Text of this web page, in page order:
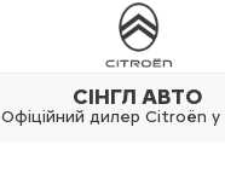
СІНГЛ АВТО
Офіційний дилер Citroën у